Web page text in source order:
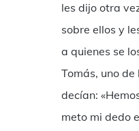
Hit enter to
les dijo otra
sobre ellos y
a quienes se
Tomás, uno
decían:
meto mi dedo